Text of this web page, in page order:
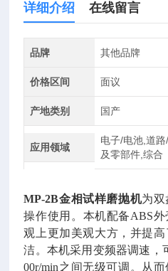
详细介绍 在线留言
品牌 其他品牌
价格区间 面议
产地类别 国产
应用领域
电子/电池,道
及零部件,综合
MP-2B金相试样磨抛机为双
操作使用。本机配备ABS
观上更加美观大方，并提
洁。本机采用变频器调速，
00r/min之间无级可调。从